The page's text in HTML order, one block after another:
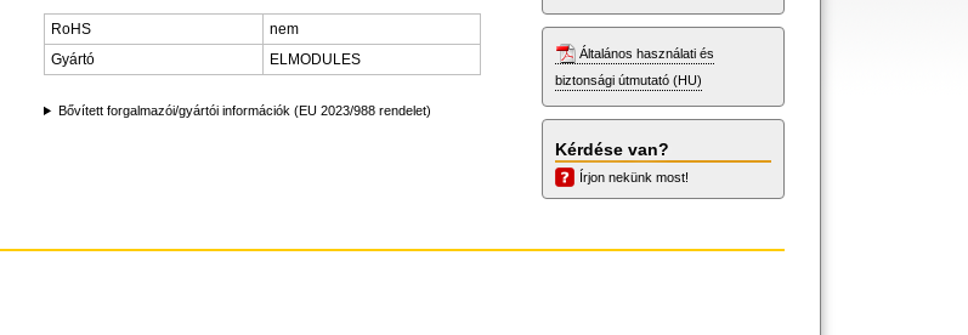
RoHS
nem
Gyártó
ELMODULES
Bővített forgalmazói/gyártói információk (EU 2023/988 rendelet)
Általános használati és
biztonsági útmutató (HU)
Kérdése van?
Írjon nekünk most!